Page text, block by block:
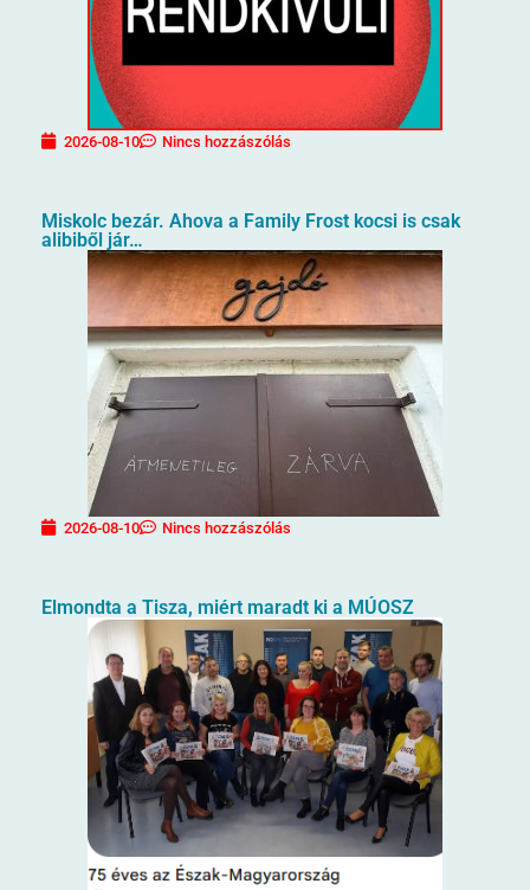
2026-08-10 Nincs hozzászólás
Miskolc bezár. Ahova a Family Frost kocsi is csak
alibiből jár…
2026-08-10 Nincs hozzászólás
Elmondta a Tisza, miért maradt ki a MÚOSZ